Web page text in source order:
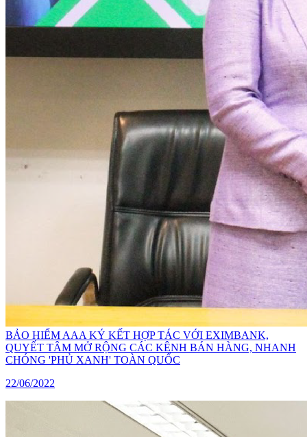
BẢO HIỂM AAA KÝ KẾT HỢP TÁC VỚI EXIMBANK,
QUYẾT TÂM MỞ RỘNG CÁC KÊNH BÁN HÀNG, NHANH
CHÓNG 'PHỦ XANH' TOÀN QUỐC
22/06/2022